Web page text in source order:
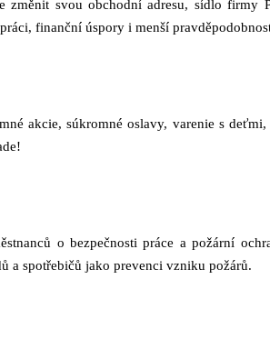
změnit svou obchodní adresu, sídlo firmy
finanční úspory i menší
akcie, súkromné oslavy, varenie s
o bezpečnosti práce a požární
a spotřebičů jako prevenci vzniku požárů.